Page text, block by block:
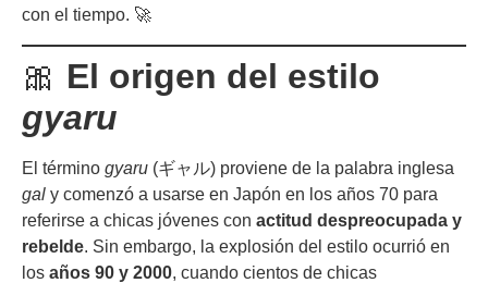
con el tiempo. 🚀
🎀 El origen del estilo
gyaru
El término gyaru (ギャル) proviene de la palabra inglesa
gal y comenzó a usarse en Japón en los años 70 para
referirse a chicas jóvenes con actitud despreocupada y
rebelde. Sin embargo, la explosión del estilo ocurrió en
los años 90 y 2000, cuando cientos de chicas